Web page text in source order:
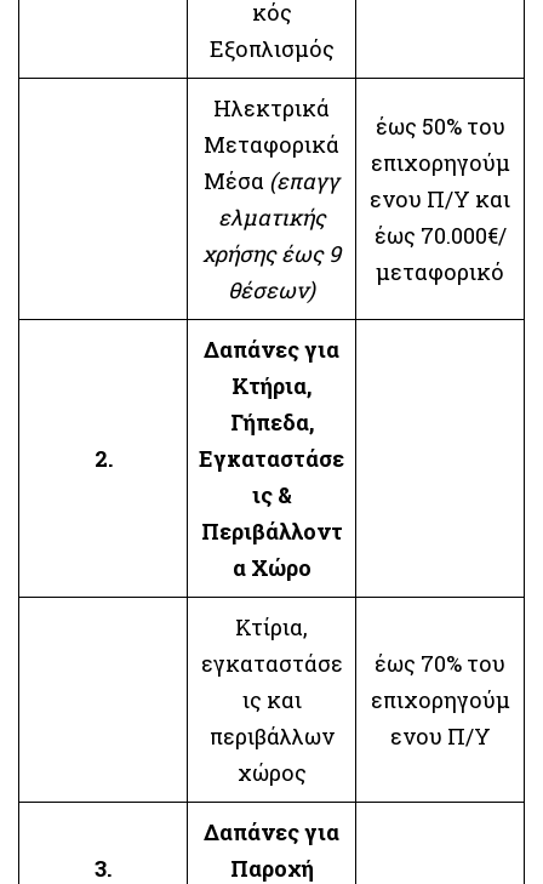
κός
Εξοπλισμός
Ηλεκτρικά
Μεταφορικά
Μέσα (επαγγ
ελματικής
χρήσης έως 9
θέσεων)
έως 50% του
επιχορηγούμ
ενου Π/Υ και
έως 70.000€/
μεταφορικό
2.
Δαπάνες για
Κτήρια,
Γήπεδα,
Εγκαταστάσε
ις &
Περιβάλλοντ
α Χώρο
Κτίρια,
εγκαταστάσε
ις και
περιβάλλων
χώρος
έως 70% του
επιχορηγούμ
ενου Π/Υ
3.
Δαπάνες για
Παροχή